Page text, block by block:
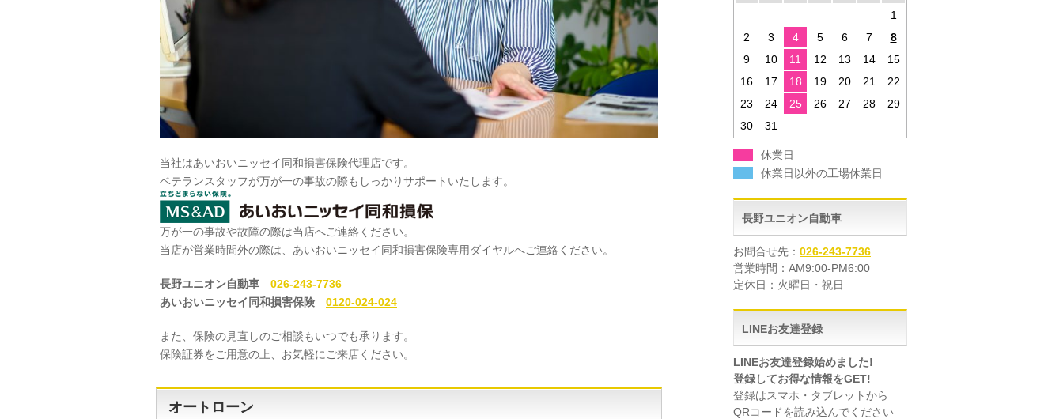
当社はあいおいニッセイ同和損害保険代理店です。
ベテランスタッフが万が一の事故の際もしっかりサポートいたします。
万が一の事故や故障の際は当店へご連絡ください。
当店が営業時間外の際は、あいおいニッセイ同和損害保険専用ダイヤルへご連絡ください。
長野ユニオン自動車 026-243-7736
あいおいニッセイ同和損害保険 0120-024-024
また、保険の見直しのご相談もいつでも承ります。
保険証券をご用意の上、お気軽にご来店ください。
オートローン
1
2
3 4 5 6 7
8
9
10 11 12 13 14
15
16
17 18 19 20 21
22
23
24 25 26 27 28
29
30
31
休業日
休業日以外の工場休業日
長野ユニオン自動車
お問合せ先： 026-243-7736
営業時間：AM9:00-PM6:00
定休日：火曜日・祝日
LINEお友達登録
LINEお友達登録始めました!
登録してお得な情報をGET!
登録はスマホ・タブレットから
QRコードを読み込んでください